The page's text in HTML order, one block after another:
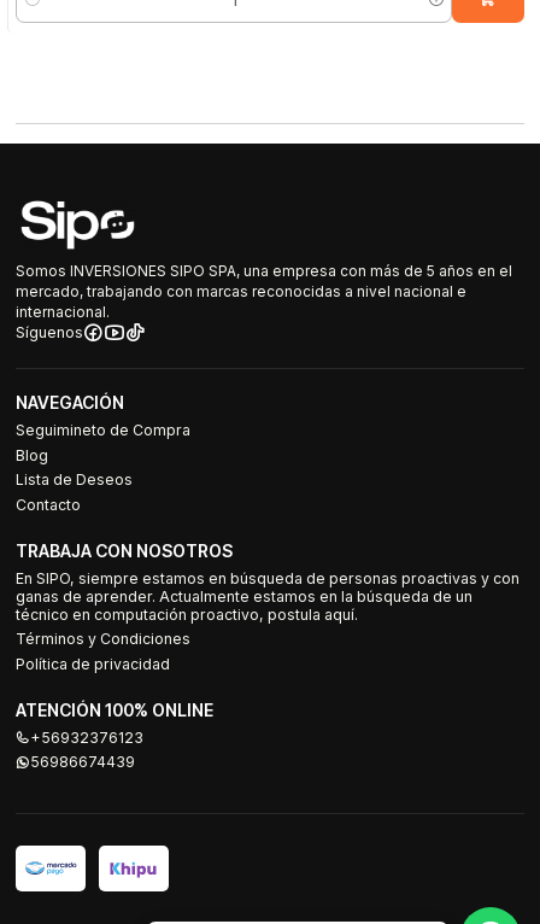
Cantidad
Somos INVERSIONES SIPO SPA, una empresa con más de 5 años en el
mercado, trabajando con marcas reconocidas a nivel nacional e
internacional.
Síguenos
NAVEGACIÓN
Seguimineto de Compra
Blog
Lista de Deseos
Contacto
TRABAJA CON NOSOTROS
En SIPO, siempre estamos en búsqueda de personas proactivas y con
ganas de aprender. Actualmente estamos en la búsqueda de un
técnico en computación proactivo, postula aquí.
Términos y Condiciones
Política de privacidad
ATENCIÓN 100% ONLINE
+56932376123
56986674439